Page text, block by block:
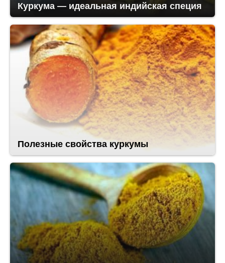
Куркума — идеальная индийская специя
Полезные свойства куркумы